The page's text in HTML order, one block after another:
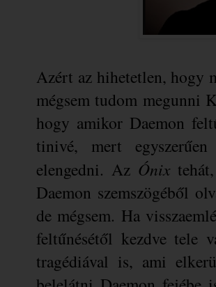
Azért az hihetetlen, hogy
mégsem tudom megunni
hogy amikor Daemon
tinivé, mert
elengedni. Az Ónix
Daemon szemszögéből
de mégsem. Ha
feltűnésétől kezdve tele
tragédiával is, ami